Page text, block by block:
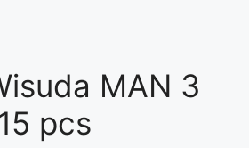
MAN 3
pcs